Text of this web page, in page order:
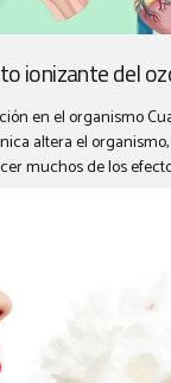
ionizante del
en el organismo
altera el
muchos de los
tienen unos
continuamente para
filtrar los gérmenes
la atmósfera está
mantienen su
modo las sustancias
el polen, el humo, etc.